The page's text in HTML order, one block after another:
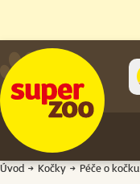
Úvod Kočky Péče o kočku